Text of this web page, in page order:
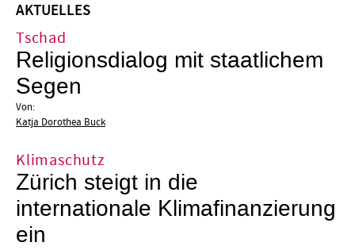
AKTUELLES
Tschad
Religionsdialog mit staatlichem
Segen
Von:
Katja Dorothea Buck
Klimaschutz
Zürich steigt in die
internationale Klimafinanzierung
ein